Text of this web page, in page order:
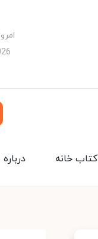
امروز
درباره کتاب خانه